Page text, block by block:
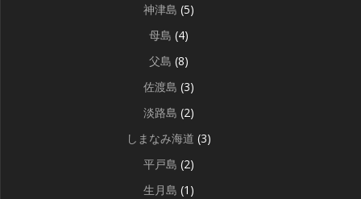
神津島 (5)
母島 (4)
父島 (8)
佐渡島 (3)
淡路島 (2)
しまなみ海道 (3)
平戸島 (2)
生月島 (1)